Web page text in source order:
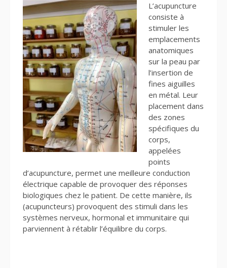
L’acupuncture
consiste à
stimuler les
emplacements
anatomiques
sur la peau par
l’insertion de
fines aiguilles
en métal. Leur
placement dans
des zones
spécifiques du
corps,
appelées
points
d’acupuncture, permet une meilleure conduction
électrique capable de provoquer des réponses
biologiques chez le patient. De cette manière, ils
(acupuncteurs) provoquent des stimuli dans les
systèmes nerveux, hormonal et immunitaire qui
parviennent à rétablir l’équilibre du corps.